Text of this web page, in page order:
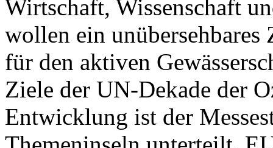
Wirtschaft, Wissenschaft
wollen ein
für den aktiven
Ziele der UN-Dekade der
Entwicklung ist der